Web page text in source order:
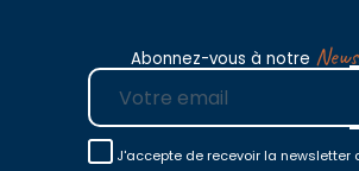
Abonnez-vous à notre
E-mail
J'accepte de recevoir la newsletter